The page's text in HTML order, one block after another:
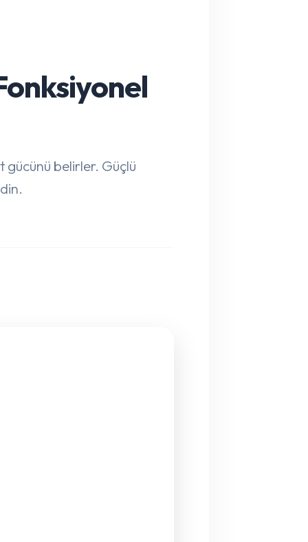
gücünü belirler. Güçlü